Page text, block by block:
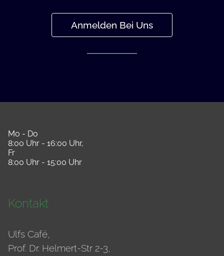
Anmelden Bei Uns
Mo - Do
8:00 Uhr - 16:00 Uhr,
Fr
8:00 Uhr - 15:00 Uhr
Kontakt
Ulfs Café,
Prof. Dr. Helmert-Str 2-3,